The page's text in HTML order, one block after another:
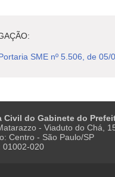
SME nº 5.506, de 05/
Civil do Gabinete do
- Viaduto do Chá,
Centro - São Paulo/SP
01002-020